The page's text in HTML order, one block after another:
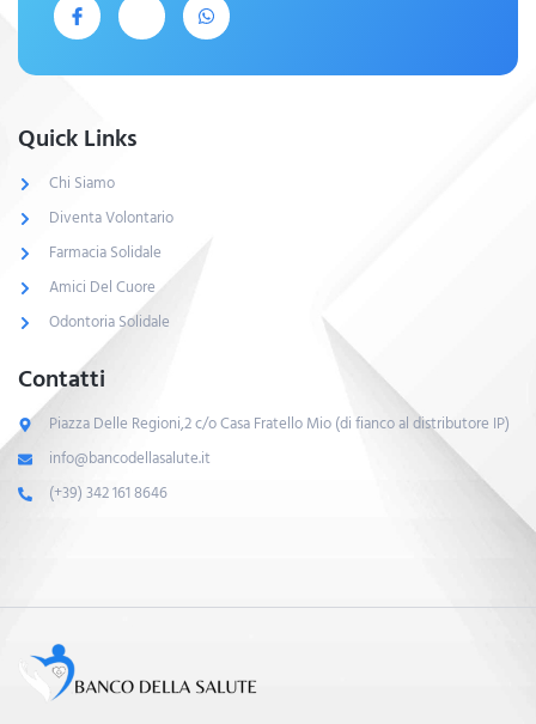
Quick Links
Chi Siamo
Diventa Volontario
Farmacia Solidale
Amici Del Cuore
Odontoria Solidale
Contatti
Piazza Delle Regioni,2 c/o Casa Fratello Mio (di fianco al distributore IP)
info@bancodellasalute.it
(+39) 342 161 8646